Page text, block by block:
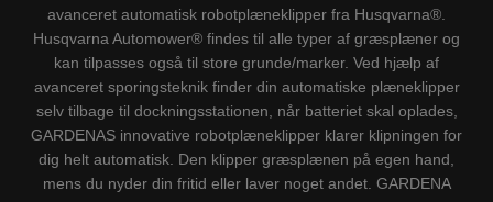
avanceret automatisk robotplæneklipper fra Husqvarna®.
Husqvarna Automower® findes til alle typer af græsplæner og
kan tilpasses også til store grunde/marker. Ved hjælp af
avanceret sporingsteknik finder din automatiske plæneklipper
selv tilbage til dockningsstationen, når batteriet skal oplades,
GARDENAS innovative robotplæneklipper klarer klipningen for
dig helt automatisk. Den klipper græsplænen på egen hand,
mens du nyder din fritid eller laver noget andet. GARDENA